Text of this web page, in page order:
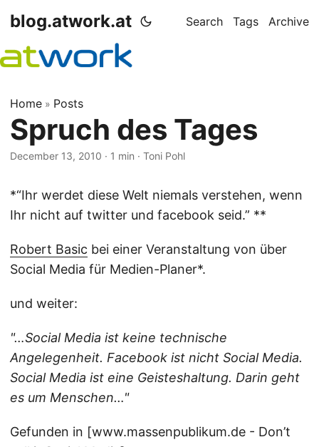
blog.atwork.at Search Tags Archive
Home » Posts
Spruch des Tages
December 13, 2010 · 1 min · Toni Pohl
*“Ihr werdet diese Welt niemals verstehen, wenn
Ihr nicht auf twitter und facebook seid.” **
Robert Basic bei einer Veranstaltung von über
Social Media für Medien-Planer*.
und weiter:
"…Social Media ist keine technische
Angelegenheit. Facebook ist nicht Social Media.
Social Media ist eine Geisteshaltung. Darin geht
es um Menschen…"
Gefunden in [www.massenpublikum.de - Don’t